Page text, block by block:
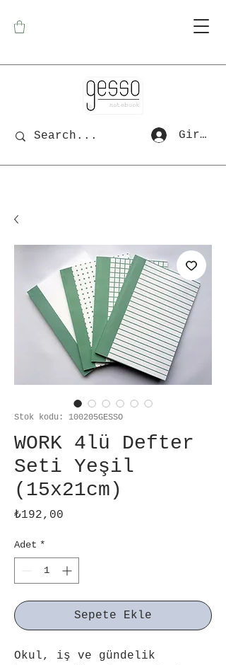
Giriş
Stok kodu: 100205GESSO
WORK 4lü Defter
Seti Yeşil
(15x21cm)
₺192,00
Adet *
Sepete Ekle
Okul, iş ve gündelik